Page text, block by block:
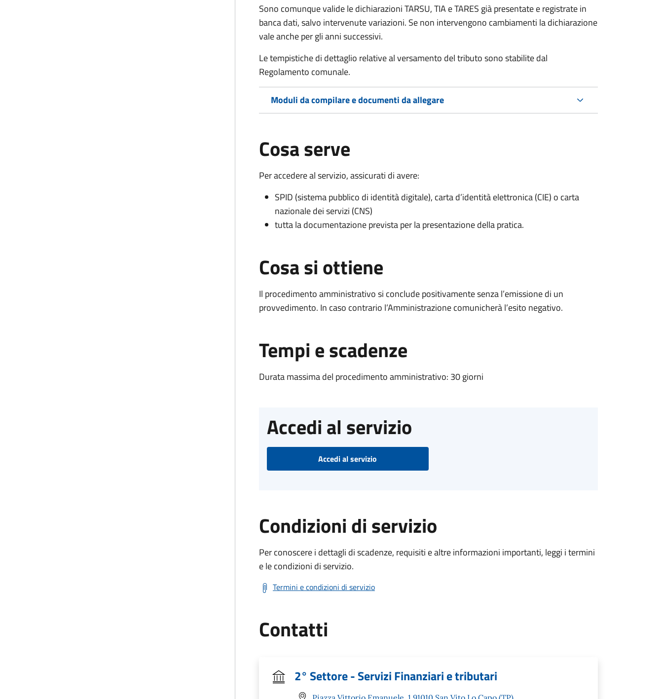
Sono comunque valide le dichiarazioni TARSU, TIA e TARES già presentate e registrate in
banca dati, salvo intervenute variazioni. Se non intervengono cambiamenti la dichiarazione
vale anche per gli anni successivi.
Le tempistiche di dettaglio relative al versamento del tributo sono stabilite dal
Regolamento comunale.
Moduli da compilare e documenti da allegare
Cosa serve
Per accedere al servizio, assicurati di avere:
SPID (sistema pubblico di identità digitale), carta d’identità elettronica (CIE) o carta
nazionale dei servizi (CNS)
tutta la documentazione prevista per la presentazione della pratica.
Cosa si ottiene
Il procedimento amministrativo si conclude positivamente senza l’emissione di un
provvedimento. In caso contrario l’Amministrazione comunicherà l’esito negativo.
Tempi e scadenze
Durata massima del procedimento amministrativo: 30 giorni
Accedi al servizio
Accedi al servizio
Condizioni di servizio
Per conoscere i dettagli di scadenze, requisiti e altre informazioni importanti, leggi i termini
e le condizioni di servizio.
Termini e condizioni di servizio
Contatti
2° Settore - Servizi Finanziari e tributari